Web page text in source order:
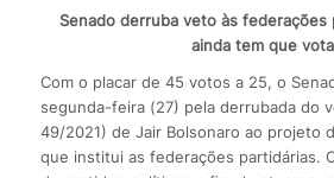
Senado derruba veto às federações
ainda tem que
Com o placar de 45 votos a 25, o
segunda-feira (27) pela derrubada do
49/2021) de Jair Bolsonaro ao projeto
que institui as federações partidárias.